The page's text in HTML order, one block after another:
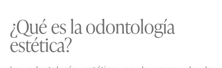
¿Qué es la odontología
estética?